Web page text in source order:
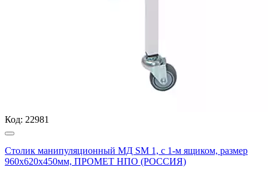
Код: 22981
Столик манипуляционный МД SM 1, с 1-м ящиком, размер
960x620x450мм, ПРОМЕТ НПО (РОССИЯ)